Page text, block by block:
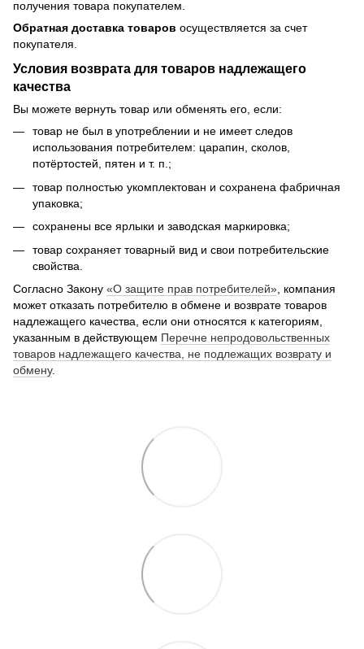
получения товара покупателем.
Обратная доставка товаров осуществляется за счет
покупателя.
Условия возврата для товаров надлежащего
качества
Вы можете вернуть товар или обменять его, если:
товар не был в употреблении и не имеет следов
использования потребителем: царапин, сколов,
потёртостей, пятен и т. п.;
товар полностью укомплектован и сохранена фабричная
упаковка;
сохранены все ярлыки и заводская маркировка;
товар сохраняет товарный вид и свои потребительские
свойства.
Согласно Закону «О защите прав потребителей» , компания
может отказать потребителю в обмене и возврате товаров
надлежащего качества, если они относятся к категориям,
указанным в действующем Перечне непродовольственных
товаров надлежащего качества, не подлежащих возврату и
обмену.